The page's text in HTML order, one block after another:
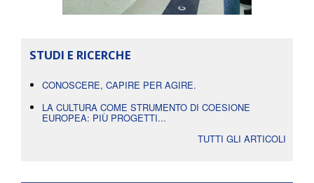
STUDI E RICERCHE
CONOSCERE, CAPIRE PER AGIRE.
LA CULTURA COME STRUMENTO DI COESIONE
EUROPEA: PIÙ PROGETTI...
TUTTI GLI ARTICOLI